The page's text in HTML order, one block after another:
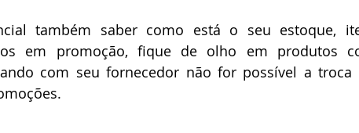
também saber como está o seu estoque,
em promoção, fique de olho em produtos
com seu fornecedor não for possível a